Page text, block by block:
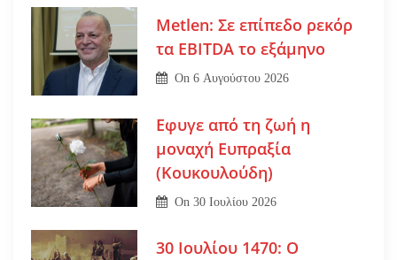
Metlen: Σε επίπεδο ρεκόρ
τα EBITDA το εξάμηνο
On6 Αυγούστου 2026
Εφυγε από τη ζωή η
μοναχή Ευπραξία
(Κουκουλούδη)
On30 Ιουλίου 2026
30 Ιουλίου 1470: Ο